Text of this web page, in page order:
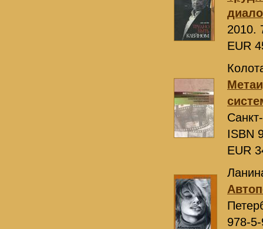
2010.
EUR
ISBN
EUR
978-